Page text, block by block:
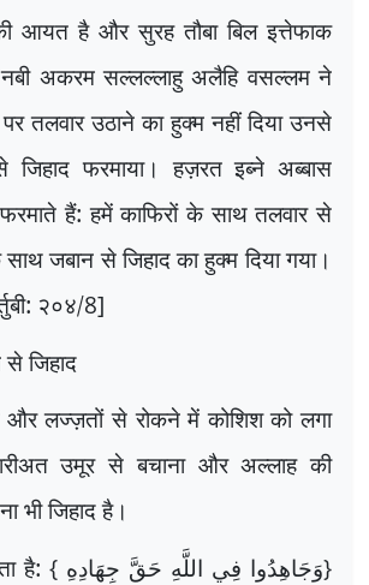
आयत है और सुरह तौबा बिल इत्तेफाक
अकरम सल्लल्लाहु अलैहि वसल्लम ने
तलवार उठाने का हुक्म नहीं दिया उनसे
जिहाद फरमाया। हज़रत इब्ने अब्बास
हैं: हमें काफिरों के साथ तलवार से
जबान से जिहाद का हुक्म दिया गया।
२०४/8]
जिहाद
लज्ज़तों से रोकने में कोशिश को लगा
उमूर से बचाना और अल्लाह की
भी जिहाद है।
है: { وَجَاهِدُوا فِي اللَّهِ حَقَّ جِهَادِهِ}